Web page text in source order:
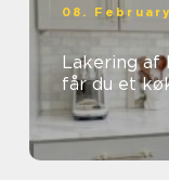
08.
Lakering af
får du et